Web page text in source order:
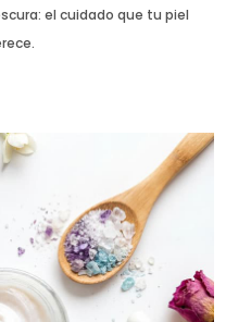
el cuidado que tu piel